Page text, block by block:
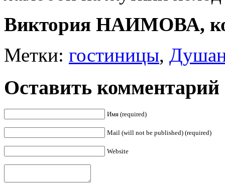
Виктория НАИМОВА,
Метки: гостиницы,
Оставить комментарий
Имя (required)
Mail (will not be published) (required)
Website